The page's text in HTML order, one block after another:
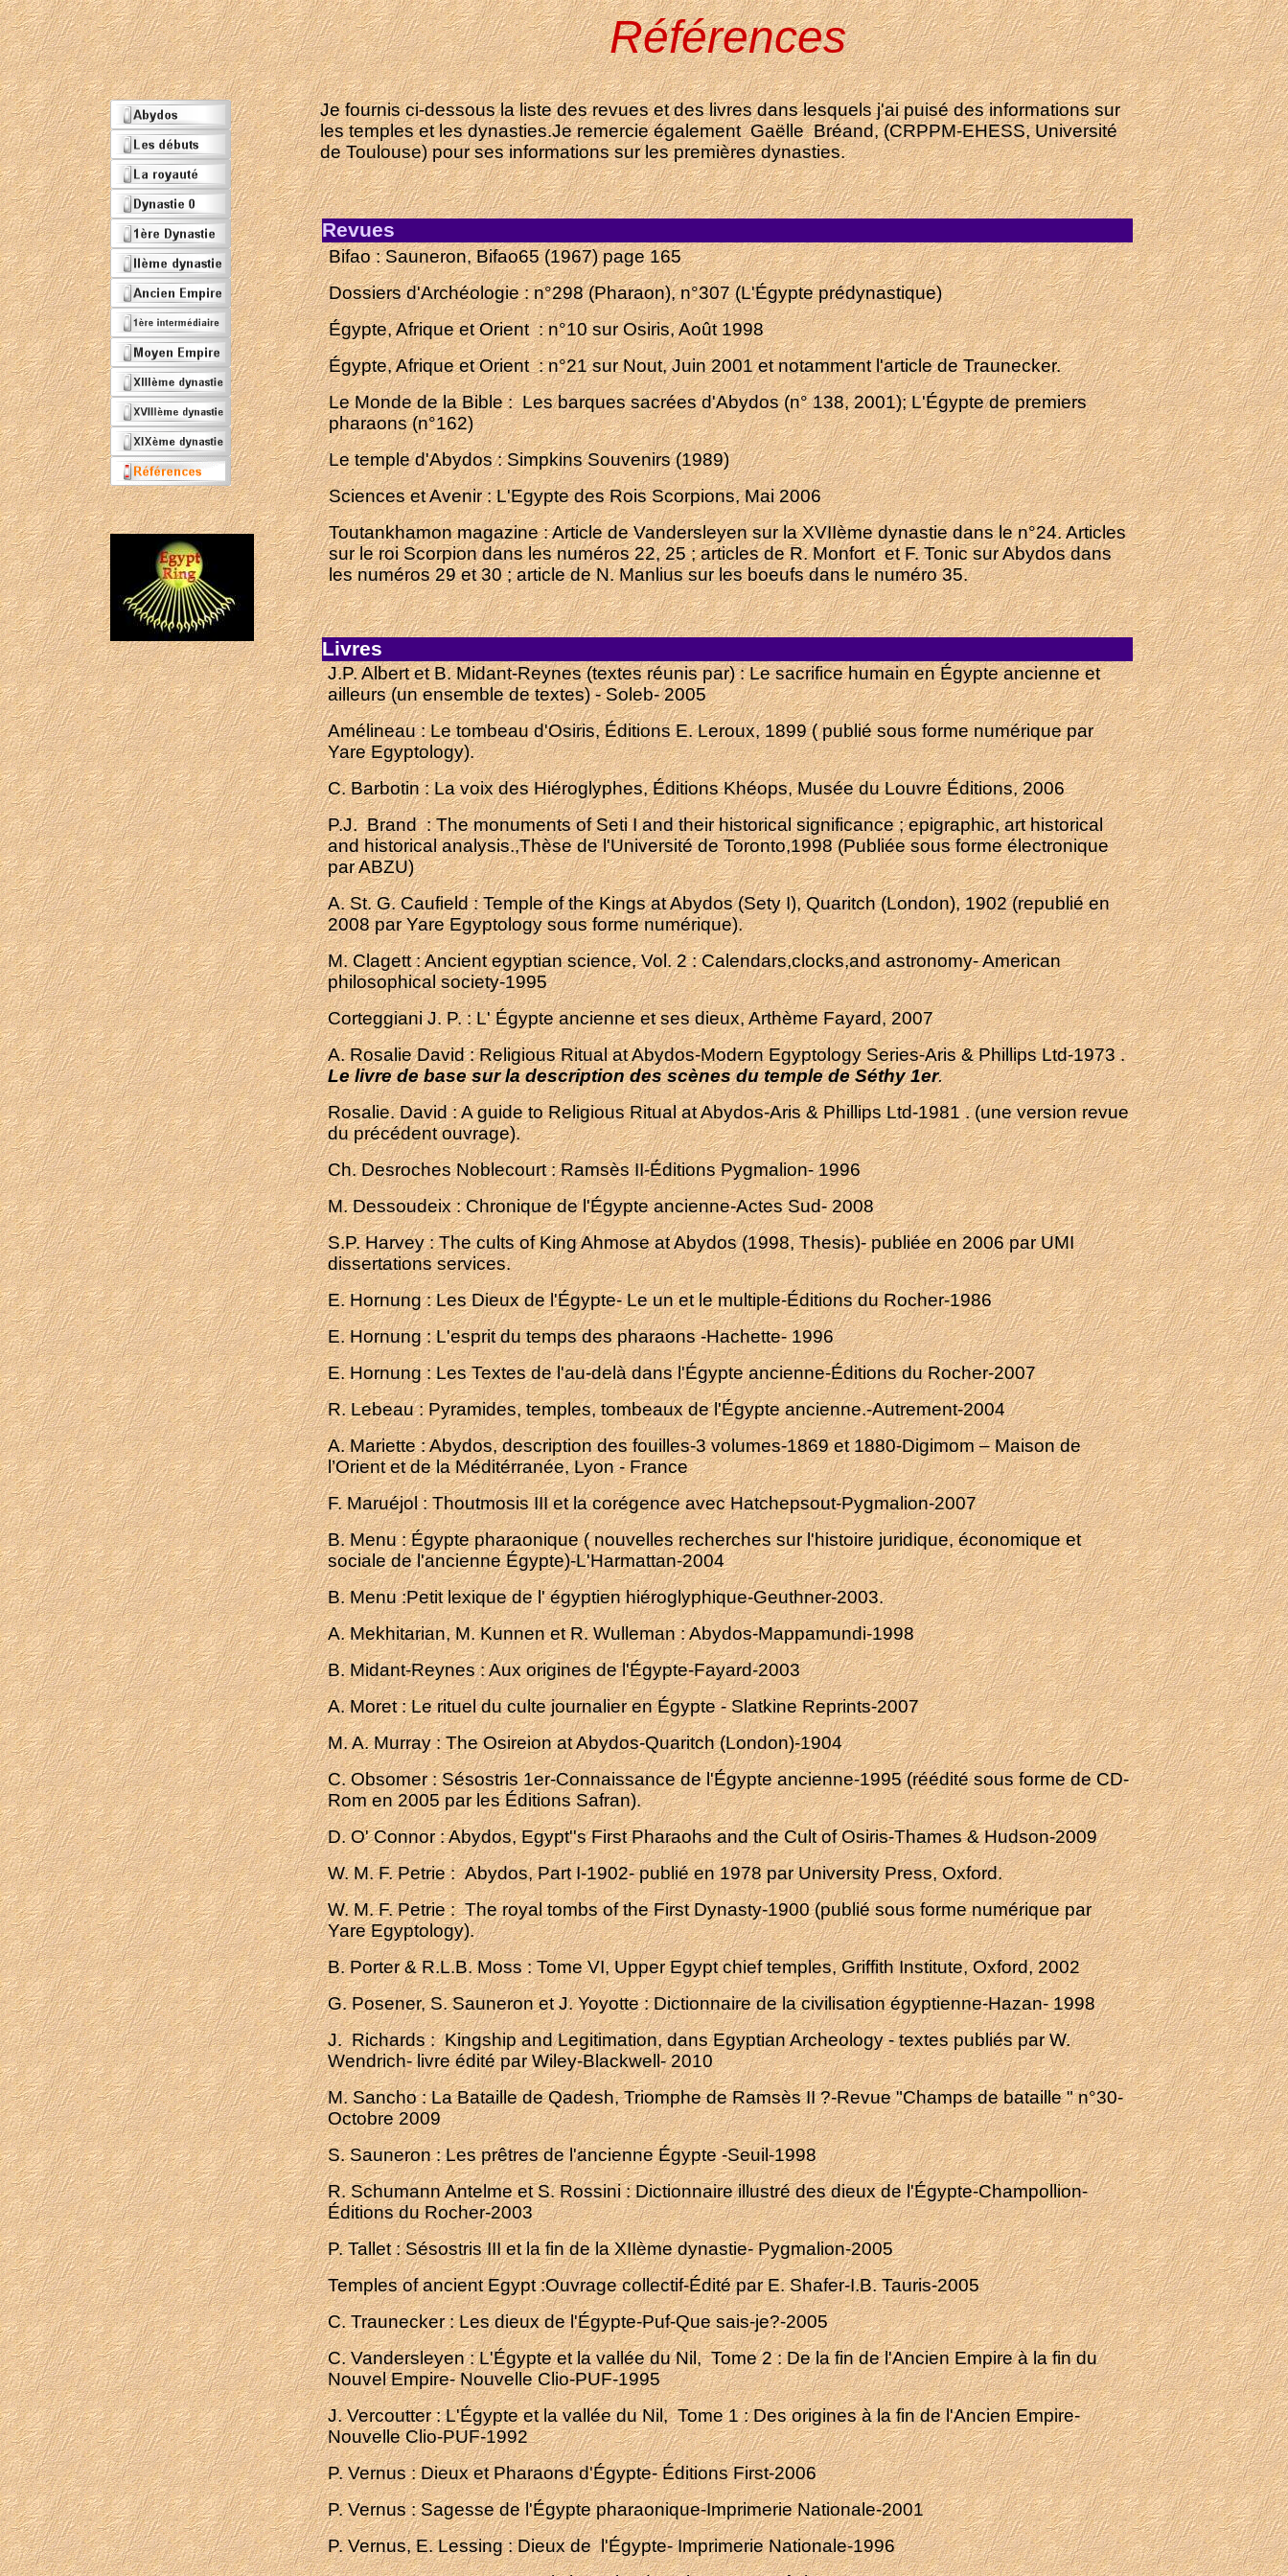
Références
Je fournis ci-dessous la liste des revues et des livres dans lesquels j'ai puisé des informations sur
les temples et les dynasties.Je remercie également Gaëlle Bréand, (CRPPM-EHESS, Université
de Toulouse) pour ses informations sur les premières dynasties.
Revues
Bifao :Sauneron, Bifao65 (1967) page 165
Dossiers d'Archéologie : n°298 (Pharaon), n°307 (L'Égypte prédynastique)
Égypte, Afrique et Orient : n°10 sur Osiris, Août 1998
Égypte, Afrique et Orient : n°21 sur Nout, Juin 2001 et notamment l'article de Traunecker.
Le Monde de la Bible : Les barques sacrées d'Abydos (n° 138, 2001); L'Égypte de premiers
pharaons (n°162)
Le temple d'Abydos : Simpkins Souvenirs (1989)
Sciences et Avenir : L'Egypte des Rois Scorpions, Mai 2006
Toutankhamon magazine : Article de Vandersleyen sur la XVIIème dynastie dans le n°24. Articles
sur le roi Scorpion dans les numéros 22, 25 ; articles de R. Monfort et F. Tonic sur Abydos dans
les numéros 29 et 30 ; article de N. Manlius sur les boeufs dans le numéro 35.
Livres
J.P. Albert et B. Midant-Reynes (textes réunis par) : Le sacrifice humain en Égypte ancienne et
ailleurs (un ensemble de textes) - Soleb- 2005
Amélineau : Le tombeau d'Osiris, Éditions E. Leroux, 1899 ( publié sous forme numérique par
Yare Egyptology).
C. Barbotin : La voix des Hiéroglyphes, Éditions Khéops, Musée du Louvre Éditions, 2006
P.J. Brand : The monuments of Seti I and their historical significance ; epigraphic, art historical
and historical analysis.,Thèse de l'Université de Toronto,1998 (Publiée sous forme électronique
par ABZU)
A. St. G. Caufield : Temple of the Kings at Abydos (Sety I), Quaritch (London), 1902 (republié en
2008 par Yare Egyptology sous forme numérique).
M. Clagett : Ancient egyptian science, Vol. 2 : Calendars,clocks,and astronomy- American
philosophical society-1995
Corteggiani J. P. : L' Égypte ancienne et ses dieux, Arthème Fayard, 2007
A. Rosalie David : Religious Ritual at Abydos-Modern Egyptology Series-Aris & Phillips Ltd-1973 .
Le livre de base sur la description des scènes du temple de Séthy 1er.
Rosalie. David : A guide to Religious Ritual at Abydos-Aris & Phillips Ltd-1981 . (une version revue
du précédent ouvrage).
Ch. Desroches Noblecourt : Ramsès II-Éditions Pygmalion- 1996
M. Dessoudeix : Chronique de l'Égypte ancienne-Actes Sud- 2008
S.P. Harvey : The cults of King Ahmose at Abydos (1998, Thesis)- publiée en 2006 par UMI
dissertations services.
E. Hornung : Les Dieux de l'Égypte- Le un et le multiple-Éditions du Rocher-1986
E. Hornung : L'esprit du temps des pharaons -Hachette- 1996
E. Hornung : Les Textes de l'au-delà dans l'Égypte ancienne-Éditions du Rocher-2007
R. Lebeau : Pyramides, temples, tombeaux de l'Égypte ancienne.-Autrement-2004
A. Mariette : Abydos, description des fouilles-3 volumes-1869 et 1880-Digimom – Maison de
l’Orient et de la Méditérranée, Lyon - France
F. Maruéjol : Thoutmosis III et la corégence avec Hatchepsout-Pygmalion-2007
B. Menu : Égypte pharaonique ( nouvelles recherches sur l'histoire juridique, économique et
sociale de l'ancienne Égypte)-L'Harmattan-2004
B. Menu :Petit lexique de l' égyptien hiéroglyphique-Geuthner-2003.
A. Mekhitarian, M. Kunnen et R. Wulleman : Abydos-Mappamundi-1998
B. Midant-Reynes : Aux origines de l'Égypte-Fayard-2003
A. Moret : Le rituel du culte journalier en Égypte - Slatkine Reprints-2007
M. A. Murray : The Osireion at Abydos-Quaritch (London)-1904
C. Obsomer : Sésostris 1er-Connaissance de l'Égypte ancienne-1995 (réédité sous forme de CD-
Rom en 2005 par les Éditions Safran).
D. O' Connor : Abydos, Egypt''s First Pharaohs and the Cult of Osiris-Thames & Hudson-2009
W. M. F. Petrie : Abydos, Part I-1902- publié en 1978 par University Press, Oxford.
W. M. F. Petrie : The royal tombs of the First Dynasty-1900 (publié sous forme numérique par
Yare Egyptology).
B. Porter & R.L.B. Moss : Tome VI, Upper Egypt chief temples, Griffith Institute, Oxford, 2002
G. Posener, S. Sauneron et J. Yoyotte : Dictionnaire de la civilisation égyptienne-Hazan- 1998
J. Richards : Kingship and Legitimation, dans Egyptian Archeology - textes publiés par W.
Wendrich- livre édité par Wiley-Blackwell- 2010
M. Sancho : La Bataille de Qadesh, Triomphe de Ramsès II ?-Revue "Champs de bataille " n°30-
Octobre 2009
S. Sauneron : Les prêtres de l'ancienne Égypte -Seuil-1998
R. Schumann Antelme et S. Rossini : Dictionnaire illustré des dieux de l'Égypte-Champollion-
Éditions du Rocher-2003
P. Tallet : Sésostris III et la fin de la XIIème dynastie- Pygmalion-2005
Temples of ancient Egypt :Ouvrage collectif-Édité par E. Shafer-I.B. Tauris-2005
C. Traunecker : Les dieux de l'Égypte-Puf-Que sais-je?-2005
C. Vandersleyen : L'Égypte et la vallée du Nil, Tome 2 : De la fin de l'Ancien Empire à la fin du
Nouvel Empire- Nouvelle Clio-PUF-1995
J. Vercoutter : L'Égypte et la vallée du Nil, Tome 1 : Des origines à la fin de l'Ancien Empire-
Nouvelle Clio-PUF-1992
P. Vernus : Dieux et Pharaons d'Égypte- Éditions First-2006
P. Vernus : Sagesse de l'Égypte pharaonique-Imprimerie Nationale-2001
P. Vernus, E. Lessing : Dieux de l'Égypte- Imprimerie Nationale-1996